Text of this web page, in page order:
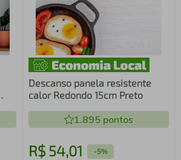
Descanso panela resistente
calor Redondo 15cm Preto
1.895pontos
R$54,01 -5%